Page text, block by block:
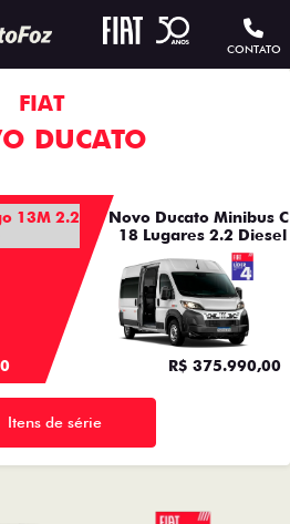
CONTATO
FIAT
DUCATO
13M 2.2
Novo Ducato Minibus
18 Lugares 2.2
R$ 375.990,00
Itens de série